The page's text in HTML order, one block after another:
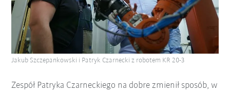
Zespół Patryka Czarneckiego na dobre zmienił sposób, w
Jakub Szczepankowski i Patryk Czarnecki z robotem KR 20-3